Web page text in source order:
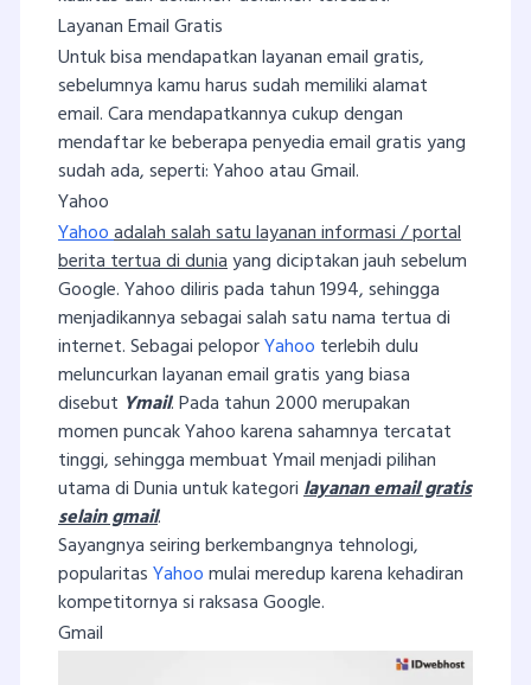
Layanan Email Gratis
Untuk bisa mendapatkan layanan email gratis,
sebelumnya kamu harus sudah memiliki alamat
email. Cara mendapatkannya cukup dengan
mendaftar ke beberapa penyedia email gratis yang
sudah ada, seperti: Yahoo atau Gmail.
Yahoo
Yahooadalah salah satu layanan informasi / portal
berita tertua di duniayang diciptakan jauh sebelum
Google. Yahoo diliris pada tahun 1994, sehingga
menjadikannya sebagai salah satu nama tertua di
internet. Sebagai peloporYahoo terlebih dulu
meluncurkan layanan email gratis yang biasa
disebut Ymail. Pada tahun 2000 merupakan
momen puncak Yahoo karena sahamnya tercatat
tinggi, sehingga membuat Ymail menjadi pilihan
utama di Dunia untuk kategorilayanan email gratis
selain gmail.
Sayangnya seiring berkembangnya tehnologi,
popularitasYahoomulai meredup karena kehadiran
kompetitornya si raksasa Google.
Gmail